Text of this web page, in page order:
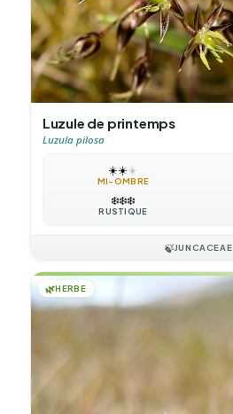
Luzule de printemps
Luzula pilosa
☀️☀️☀️
MI-OMBRE
❄️❄️❄️
RUSTIQUE
🍃JUNCACEAE
🌿HERBE